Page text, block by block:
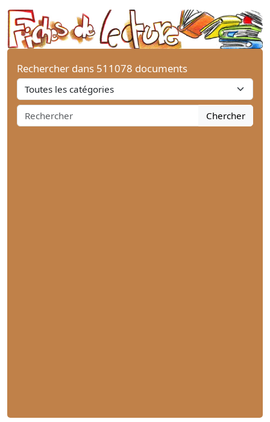
Rechercher dans 511078 documents
Chercher